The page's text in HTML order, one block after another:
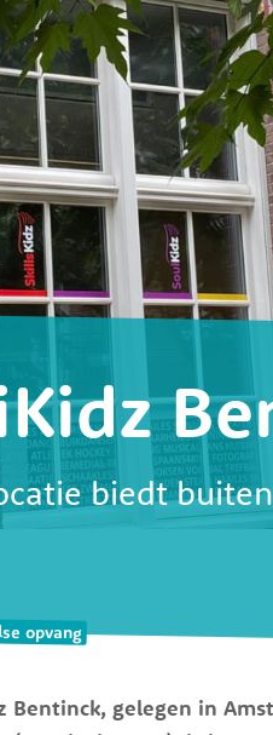
biedt
opvang
Bentinck, gelegen in